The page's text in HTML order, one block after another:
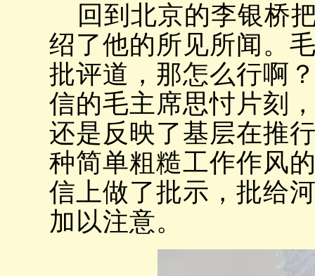
回到北京的李银桥
绍了他的所见所闻。
批评道，那怎么行啊
信的毛主席思忖片刻
还是反映了基层在推
种简单粗糙工作作风
信上做了批示，批给
加以注意。